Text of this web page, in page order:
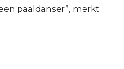
paaldanser”, merkt